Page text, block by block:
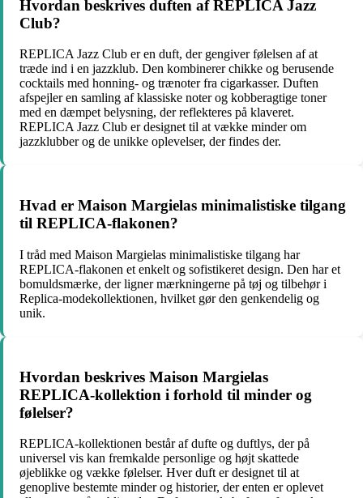
Hvordan beskrives duften af ​​REPLICA Jazz
Club?
REPLICA Jazz Club er en duft, der gengiver følelsen af at
træde ind i en jazzklub. Den kombinerer chikke og berusende
cocktails med honning- og trænoter fra cigarkasser. Duften
afspejler en samling af klassiske noter og kobberagtige toner
med en dæmpet belysning, der reflekteres på klaveret.
REPLICA Jazz Club er designet til at vække minder om
jazzklubber og de unikke oplevelser, der findes der.
Hvad er Maison Margielas minimalistiske tilgang
til REPLICA-flakonen?
I tråd med Maison Margielas minimalistiske tilgang har
REPLICA-flakonen et enkelt og sofistikeret design. Den har et
bomuldsmærke, der ligner mærkningerne på tøj og tilbehør i
Replica-modekollektionen, hvilket gør den genkendelig og
unik.
Hvordan beskrives Maison Margielas
REPLICA-kollektion i forhold til minder og
følelser?
REPLICA-kollektionen består af dufte og duftlys, der på
universel vis kan fremkalde personlige og højt skattede
øjeblikke og vække følelser. Hver duft er designet til at
genoplive bestemte minder og historier, der enten er oplevet